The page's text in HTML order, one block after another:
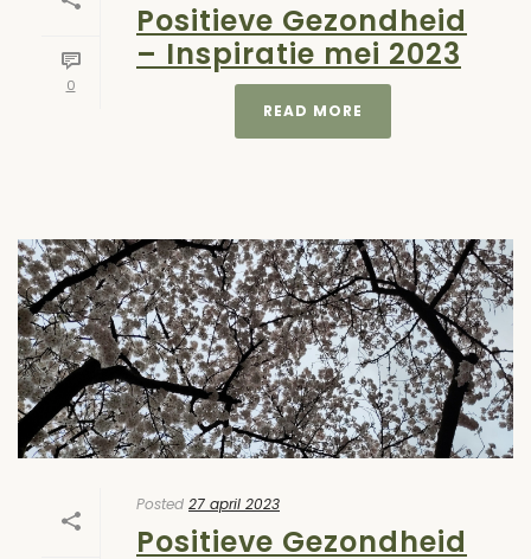
0
Positieve Gezondheid
– Inspiratie mei 2023
READ MORE
Posted 27 april 2023
Positieve Gezondheid